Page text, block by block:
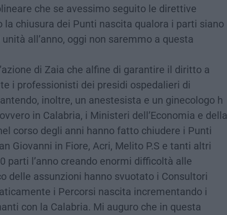
che se avessimo seguito le direttive
la chiusura dei Punti nascita qualora i parti siano
all’anno, oggi non saremmo a questa
di Zaia che alfine di garantire il diritto a
i professionisti dei presidi ospedalieri di
inoltre, un anestesista e un ginecologo h
in Calabria, i Ministeri dell’Economia e della
corso degli anni hanno fatto chiudere i Punti
Giovanni in Fiore, Acri, Melito P.S e tanti altri
parti l’anno creando enormi difficoltà alle
delle assunzioni hanno svuotato i Consultori
i Percorsi nascita incrementando i
con la Calabria. Mi auguro che in questa